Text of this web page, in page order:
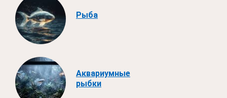
Рыба
Аквариумные
рыбки